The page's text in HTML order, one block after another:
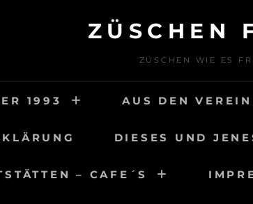
ZÜSCHEN
ZÜSCHEN WIE ES
1993 AUS DEN
DIESES UND
– CAFE´S